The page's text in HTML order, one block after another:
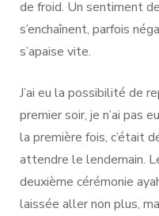
de froid. Un sentiment
s’enchaînent, parfois
s’apaise vite.
J’ai eu la possibilité de
premier soir, je n’ai pas
la première fois, c’était
attendre le lendemain.
deuxième cérémonie
laissée aller non plus,